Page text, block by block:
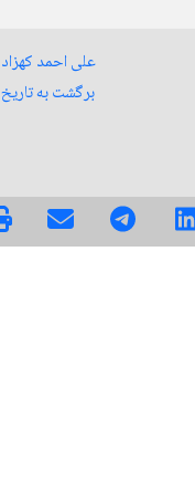
علی احمد کهزاد
برگشت به تاریخ